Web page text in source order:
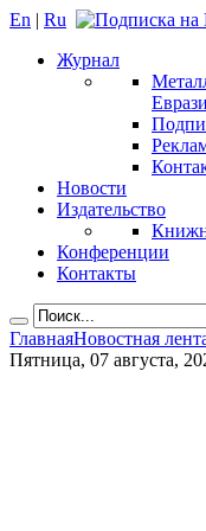
En | Ru
Журнал
Новости
Издательство
Конференции
Контакты
ГлавнаяНовостная
Пятница, 07 августа,